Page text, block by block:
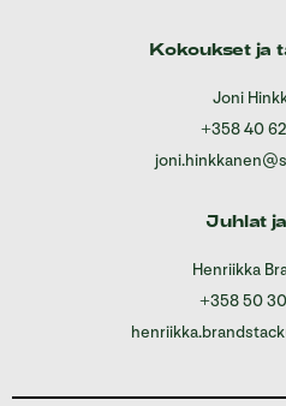
Kokoukset ja
Joni
+358 40
Juhlat
Henriikka
+358 50